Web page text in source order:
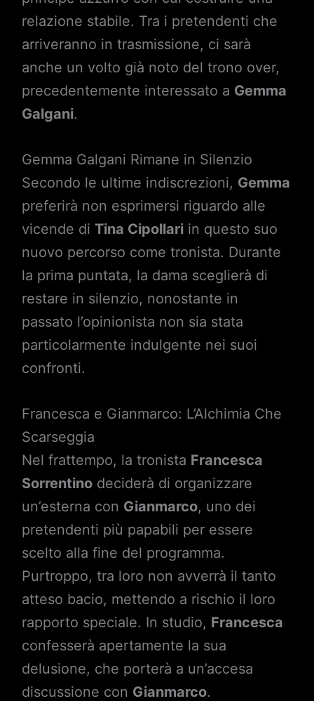
relazione stabile. Tra i pretendenti che
arriveranno in trasmissione, ci sarà
anche un volto già noto del trono over,
precedentemente interessato a Gemma
Galgani.
Gemma Galgani Rimane in Silenzio
Secondo le ultime indiscrezioni, Gemma
preferirà non esprimersi riguardo alle
vicende di Tina Cipollariin questo suo
nuovo percorso come tronista. Durante
la prima puntata, la dama sceglierà di
restare in silenzio, nonostante in
passato l’opinionista non sia stata
particolarmente indulgente nei suoi
confronti.
Francesca e Gianmarco: L’Alchimia Che
Scarseggia
Nel frattempo, la tronista Francesca
Sorrentinodeciderà di organizzare
un’esterna con Gianmarco, uno dei
pretendenti più papabili per essere
scelto alla fine del programma.
Purtroppo, tra loro non avverrà il tanto
atteso bacio, mettendo a rischio il loro
rapporto speciale. In studio, Francesca
confesserà apertamente la sua
delusione, che porterà a un’accesa
discussione con Gianmarco.